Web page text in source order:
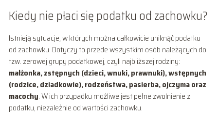
Kiedy nie płaci się podatku od zachowku?
Istnieją sytuacje, w których można całkowicie uniknąć podatku
od zachowku. Dotyczy to przede wszystkim osób należących do
tzw. zerowej grupy podatkowej, czyli najbliższej rodziny:
małżonka, zstępnych (dzieci, wnuki, prawnuki), wstępnych
(rodzice, dziadkowie), rodzeństwa, pasierba, ojczyma oraz
macochy. W ich przypadku możliwe jest pełne zwolnienie z
podatku, niezależnie od wartości zachowku.